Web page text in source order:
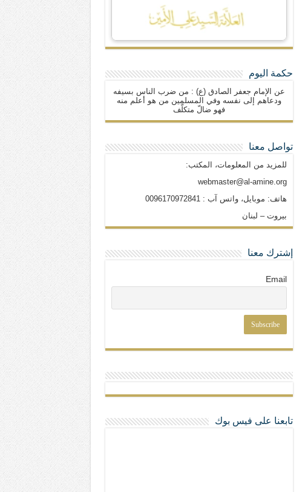
حكمة اليوم
عن الإمام جعفر الصادق (ع) : من ضرب الناس بسيفه
ودعاهم إلى نفسه وفي المسلمين من هو أعلم منه
فهو ضالّ متكلّف
تواصل معنا
للمزيد من المعلومات، المكتب:
webmaster@al-amine.org
هاتف: موبايل، واتس آب : 0096170972841
بيروت – لبنان
إشترك معنا
Email
تابعنا على فيس بوك